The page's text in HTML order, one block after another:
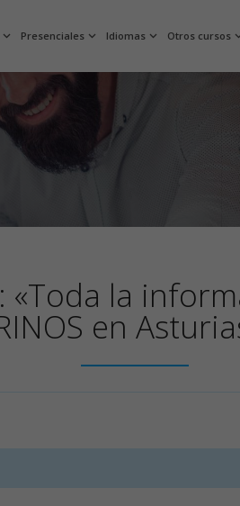
Presenciales Idiomas Otros cursos
la
en